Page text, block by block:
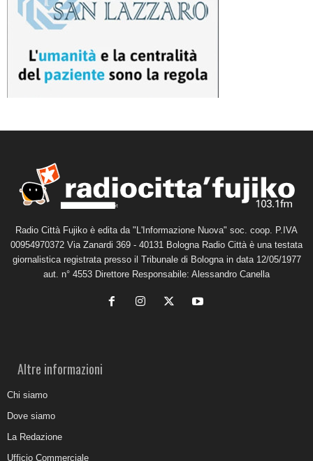
Radio Città Fujiko è edita da "L'Informazione Nuova" soc. coop. P.IVA
00954970372 Via Zanardi 369 - 40131 Bologna Radio Città è una testata
giornalistica registrata presso il Tribunale di Bologna in data 12/05/1977
aut. n° 4553 Direttore Responsabile: Alessandro Canella
Altre informazioni
Chi siamo
Dove siamo
La Redazione
Ufficio Commerciale